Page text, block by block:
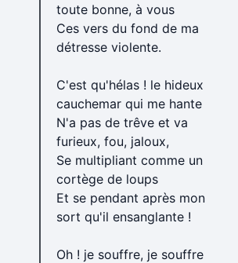
toute bonne, à vous
Ces vers du fond de ma
détresse violente.
C'est qu'hélas ! le hideux
cauchemar qui me hante
N'a pas de trêve et va
furieux, fou, jaloux,
Se multipliant comme un
cortège de loups
Et se pendant après mon
sort qu'il ensanglante !
Oh ! je souffre, je souffre